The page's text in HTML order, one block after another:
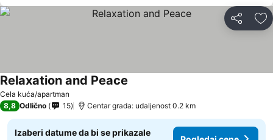
Deli
Cela kuća/apartman
Relaxation and Peace
8,8 Odlično 15 Centar grada: udaljenost 0.2 km
Izaberi datume da bi se prikazale